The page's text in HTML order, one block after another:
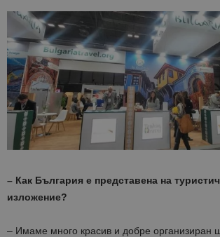
– Как България е представена на
изложение?
– Имаме много красив и добре организиран